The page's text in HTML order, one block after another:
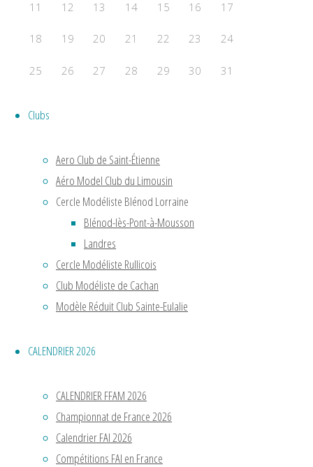
F2F – Good Year
F2E
Clubs
Aero Club de Saint-Étienne
Aéro Model Club du Limousin
Cercle Modéliste Blénod Lorraine
Blénod-lès-Pont-à-Mousson
Landres
Cercle Modéliste Rullicois
Club Modéliste de Cachan
Modèle Réduit Club Sainte-Eulalie
CALENDRIER 2026
CALENDRIER FFAM 2026
Championnat de France 2026
Calendrier FAI 2026
Compétitions FAI en France
11 12 13 14 15 16 17
18 19 20 21 22 23 24
25 26 27 28 29 30 31